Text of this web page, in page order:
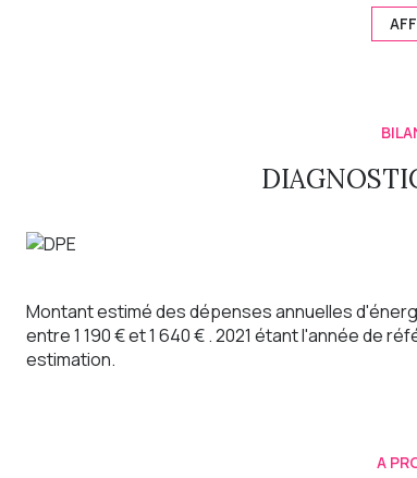
entièrement refaite répond aux critères
pompe à chaleur, toiture neuve. Proche de
Montant estimé des dépenses annuelles
entre 1 190 € et 1 640 € . 2021 étant l'année de
estimation.
A